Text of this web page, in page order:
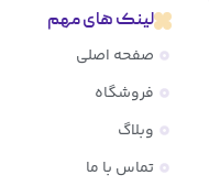
لینک های مهم
صفحه اصلی
فروشگاه
وبلاگ
تماس با ما